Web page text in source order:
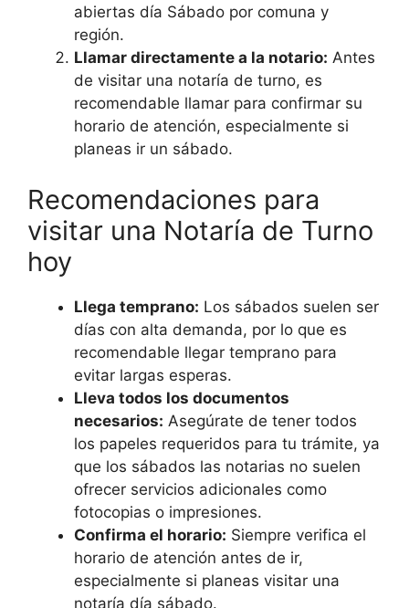
abiertas día Sábado por comuna y
región.
Llamar directamente a la notario: Antes
de visitar una notaría de turno, es
recomendable llamar para confirmar su
horario de atención, especialmente si
planeas ir un sábado.
Recomendaciones para
visitar una Notaría de Turno
hoy
Llega temprano: Los sábados suelen ser
días con alta demanda, por lo que es
recomendable llegar temprano para
evitar largas esperas.
Lleva todos los documentos
necesarios: Asegúrate de tener todos
los papeles requeridos para tu trámite, ya
que los sábados las notarias no suelen
ofrecer servicios adicionales como
fotocopias o impresiones.
Confirma el horario: Siempre verifica el
horario de atención antes de ir,
especialmente si planeas visitar una
notaría día sábado.